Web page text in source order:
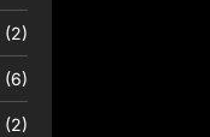
(2)
(6)
(2)